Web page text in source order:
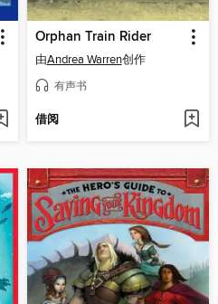
Orphan Train Rider
由Andrea Warren创作
有声书
借阅